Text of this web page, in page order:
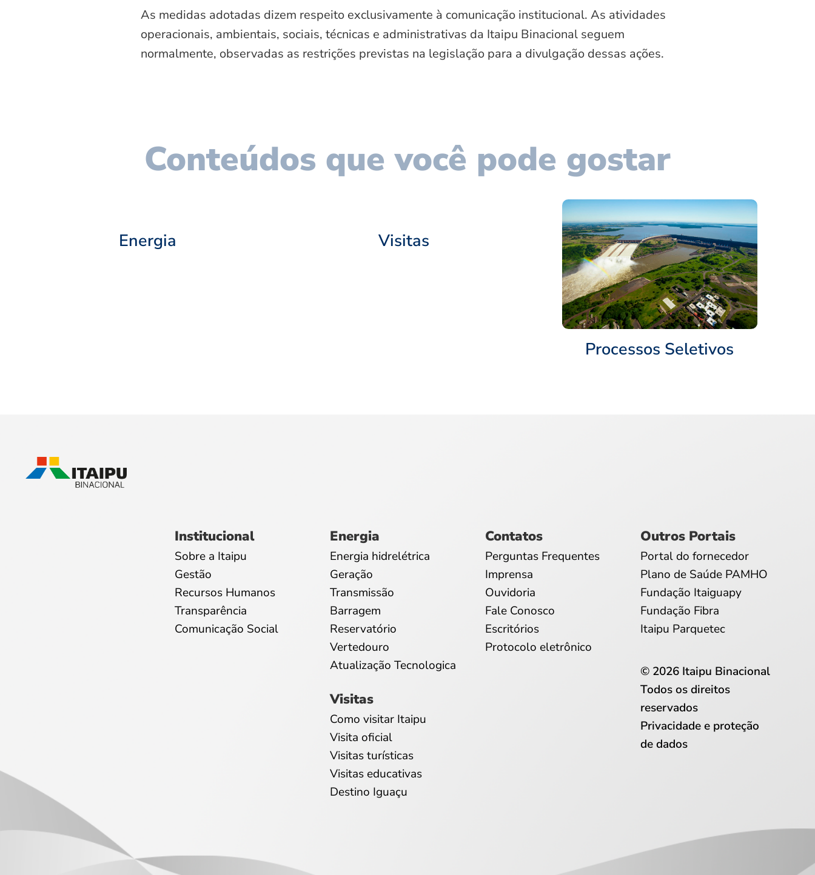
As medidas adotadas dizem respeito exclusivamente à comunicação institucional. As atividades
operacionais, ambientais, sociais, técnicas e administrativas da Itaipu Binacional seguem
normalmente, observadas as restrições previstas na legislação para a divulgação dessas ações.
Conteúdos que você pode gostar
Energia Visitas
Processos Seletivos
Institucional
Sobre a Itaipu
Gestão
Recursos Humanos
Transparência
Comunicação Social
Energia
Energia hidrelétrica
Geração
Transmissão
Barragem
Reservatório
Vertedouro
Atualização Tecnologica
Visitas
Como visitar Itaipu
Visita oficial
Visitas turísticas
Visitas educativas
Destino Iguaçu
Contatos
Perguntas Frequentes
Imprensa
Ouvidoria
Fale Conosco
Escritórios
Protocolo eletrônico
Outros Portais
Portal do fornecedor
Plano de Saúde PAMHO
Fundação Itaiguapy
Fundação Fibra
Itaipu Parquetec
© 2026 Itaipu Binacional
Todos os direitos
reservados
Privacidade e proteção
de dados